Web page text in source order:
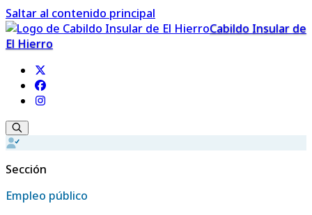
Saltar al contenido principal
Cabildo Insular de
El Hierro
Sección
Empleo público